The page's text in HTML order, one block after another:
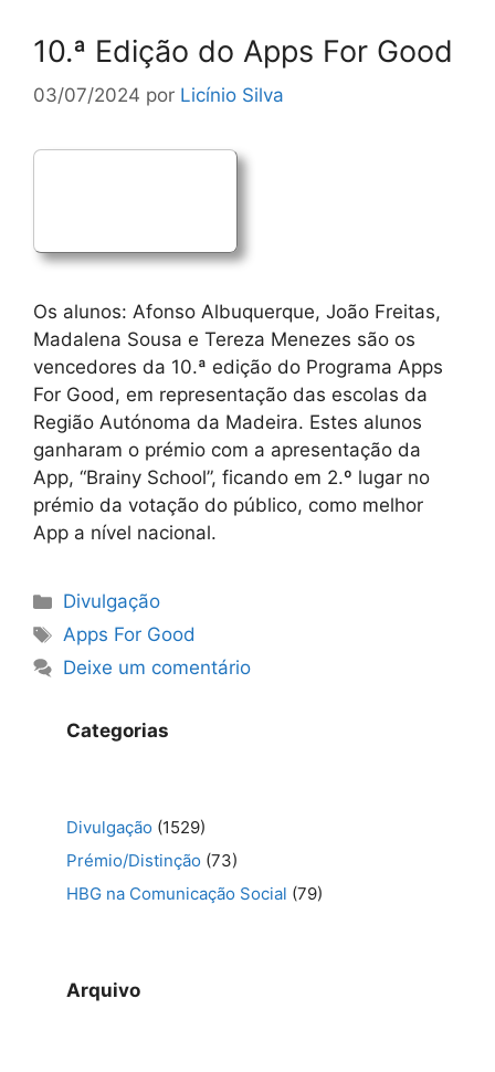
10.ª Edição do Apps For Good
03/07/2024 por Licínio Silva
Os alunos: Afonso Albuquerque, João Freitas,
Madalena Sousa e Tereza Menezes são os
vencedores da 10.ª edição do Programa Apps
For Good, em representação das escolas da
Região Autónoma da Madeira. Estes alunos
ganharam o prémio com a apresentação da
App, “Brainy School”, ficando em 2.º lugar no
prémio da votação do público, como melhor
App a nível nacional.
Categorias
Divulgação
Etiquetas
Apps For Good
Deixe um comentário
Categorias
Divulgação (1529)
Prémio/Distinção (73)
HBG na Comunicação Social (79)
Arquivo